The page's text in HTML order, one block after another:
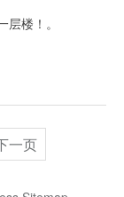
楼！。
一页